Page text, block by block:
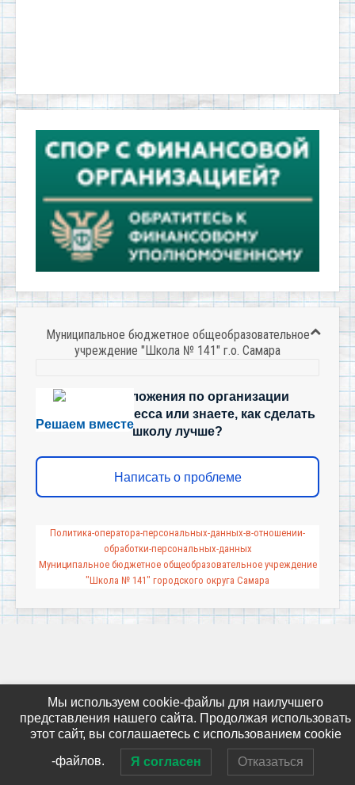
Муниципальное бюджетное общеобразовательное
учреждение "Школа № 141" г.о. Самара
Решаем вместе
Есть предложения по организации
учебного процесса или знаете, как сделать
школу лучше?
Написать о проблеме
Политика-оператора-персональных-данных-в-отношении-
обработки-персональных-данных
Муниципальное бюджетное общеобразовательное учреждение
"Школа № 141" городского округа Самара
Мы используем cookie-файлы для наилучшего
представления нашего сайта. Продолжая использовать
этот сайт, вы соглашаетесь с использованием cookie
-файлов. Я согласен Отказаться